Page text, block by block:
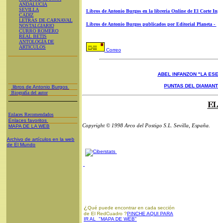
ANDALUCIA
SEVILLA
CADIZ
LETRAS DE CARNAVAL
NOSTALGIARIO
CURRO ROMERO
REAL BETIS
ANTOLOGÍA DE
ARTICULOS
libros de Antonio Burgos
Biografía del autor
Enlaces Recomendados
Enlaces favoritos
MAPA DE LA WEB
Archivo de artículos en la web
de El Mundo
Libros de Antonio Burgos en la libreria Online de El Corte
Libros de Antonio Burgos publicados por Editorial Planeta -
Correo
ABEL INFANZON "LA
PUNTAS DEL
Copyright © 1998 Arco del Postigo S.L. Sevilla, España.
¿ Qué puede encontrar en cada sección
de El RedCuadro ?PINCHE AQUI PARA
IR AL "MAPA DE WEB"